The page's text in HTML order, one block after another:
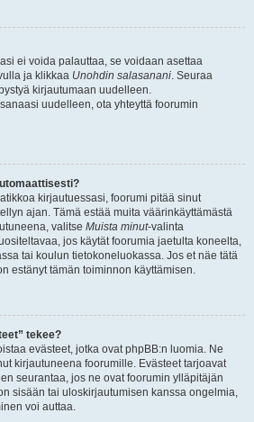
ei voida palauttaa, se voidaan asettaa
ja klikkaa Unohdin salasanani. Seuraa
kirjautumaan uudelleen.
uudelleen, ota yhteyttä foorumin
kirjautuessasi, foorumi pitää sinut
ajan. Tämä estää muita väärinkäyttämästä
valitse Muista minut-valinta
jos käytät foorumia jaetulta koneelta,
tai koulun tietokoneluokassa. Jos et näe tätä
estänyt tämän toiminnon käyttämisen.
tekee?
evästeet, jotka ovat phpBB:n luomia. Ne
kirjautuneena foorumille. Evästeet tarjoavat
seurantaa, jos ne ovat foorumin ylläpitäjän
sisään tai uloskirjautumisen kanssa ongelmia,
voi auttaa.